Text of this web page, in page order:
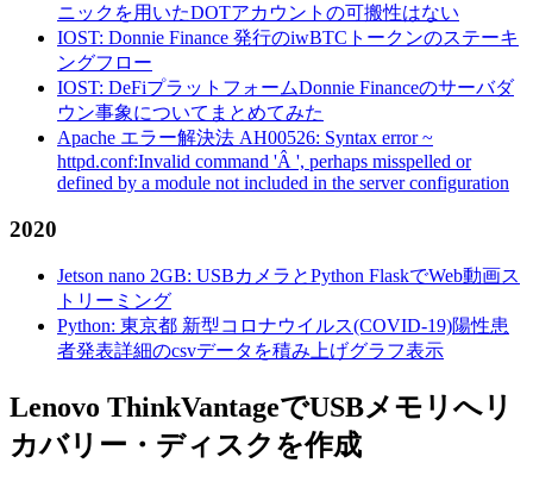
ニックを用いたDOTアカウントの可搬性はない
IOST: Donnie Finance 発行のiwBTCトークンのステーキ
ングフロー
IOST: DeFiプラットフォームDonnie Financeのサーバダ
ウン事象についてまとめてみた
Apache エラー解決法 AH00526: Syntax error ~
httpd.conf:Invalid command 'Â ', perhaps misspelled or
defined by a module not included in the server configuration
2020
Jetson nano 2GB: USBカメラとPython FlaskでWeb動画ス
トリーミング
Python: 東京都 新型コロナウイルス(COVID-19)陽性患
者発表詳細のcsvデータを積み上げグラフ表示
Lenovo ThinkVantageでUSBメモリへリ
カバリー・ディスクを作成